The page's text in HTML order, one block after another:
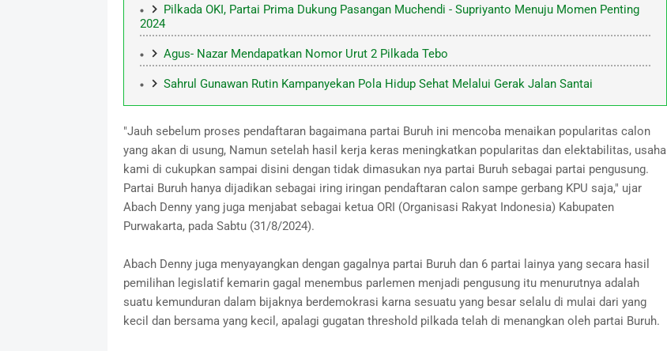
Pilkada OKI, Partai Prima Dukung Pasangan Muchendi - Supriyanto Menuju Momen Penting
2024
Agus- Nazar Mendapatkan Nomor Urut 2 Pilkada Tebo
Sahrul Gunawan Rutin Kampanyekan Pola Hidup Sehat Melalui Gerak Jalan Santai
"Jauh sebelum proses pendaftaran bagaimana partai Buruh ini mencoba menaikan popularitas calon
yang akan di usung, Namun setelah hasil kerja keras meningkatkan popularitas dan elektabilitas, usaha
kami di cukupkan sampai disini dengan tidak dimasukan nya partai Buruh sebagai partai pengusung.
Partai Buruh hanya dijadikan sebagai iring iringan pendaftaran calon sampe gerbang KPU saja," ujar
Abach Denny yang juga menjabat sebagai ketua ORI (Organisasi Rakyat Indonesia) Kabupaten
Purwakarta, pada Sabtu (31/8/2024).
Abach Denny juga menyayangkan dengan gagalnya partai Buruh dan 6 partai lainya yang secara hasil
pemilihan legislatif kemarin gagal menembus parlemen menjadi pengusung itu menurutnya adalah
suatu kemunduran dalam bijaknya berdemokrasi karna sesuatu yang besar selalu di mulai dari yang
kecil dan bersama yang kecil, apalagi gugatan threshold pilkada telah di menangkan oleh partai Buruh.